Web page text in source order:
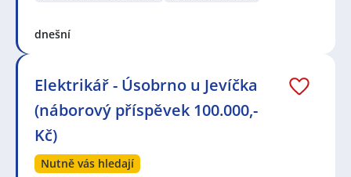
dnešní
Elektrikář - Úsobrno u Jevíčka
(náborový příspěvek 100.000,-
Kč)
Nutně vás hledají